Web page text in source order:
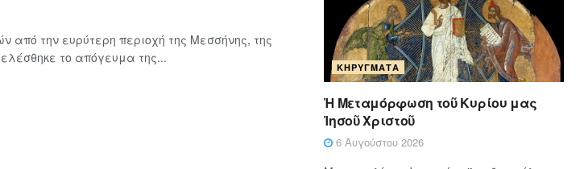
από την ευρύτερη περιοχή της Μεσσήνης, της
το απόγευμα της...
ΚΗΡΎΓΜΑΤΑ
Ἡ Μεταμόρφωση τοῦ Κυρίου μας
Ἰησοῦ Χριστοῦ
6 Αυγούστου 2026